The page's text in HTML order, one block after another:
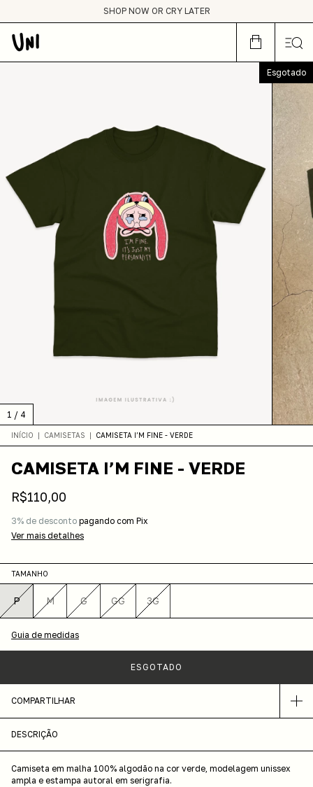
SHOP NOW OR CRY LATER
Small Business Club
Esgotado
1 / 4
INÍCIO | CAMISETAS | CAMISETA I’M FINE - VERDE
CAMISETA I’M FINE - VERDE
R$110,00
3% de desconto pagando com Pix
Ver mais detalhes
TAMANHO
P M G GG 3G
Guia de medidas
COMPARTILHAR
DESCRIÇÃO
Camiseta em malha 100% algodão na cor verde, modelagem unissex
ampla e estampa autoral em serigrafia.